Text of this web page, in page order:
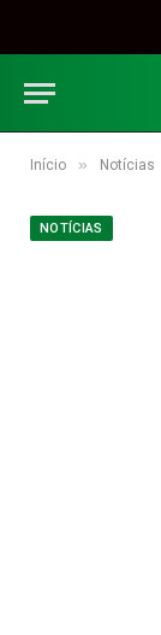
Início » Notícias
NOTÍCIAS